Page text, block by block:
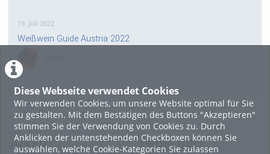
Diese Webseite verwendet Cookies
Wir verwenden Cookies, um unsere Website optimal für Sie
zu gestalten. Mit dem Bestätigen des Buttons "Akzeptieren"
stimmen Sie der Verwendung von Cookies zu. Durch
Anklicken der untenstehenden Checkboxen können Sie
auswählen, welche Cookie-Kategorien Sie zulassen
19. Juli 2022
Weißwein Guide Austria 2022
16. Mai 2022
neuer Test-Newsbeitrag
HOHU
About Legal Info